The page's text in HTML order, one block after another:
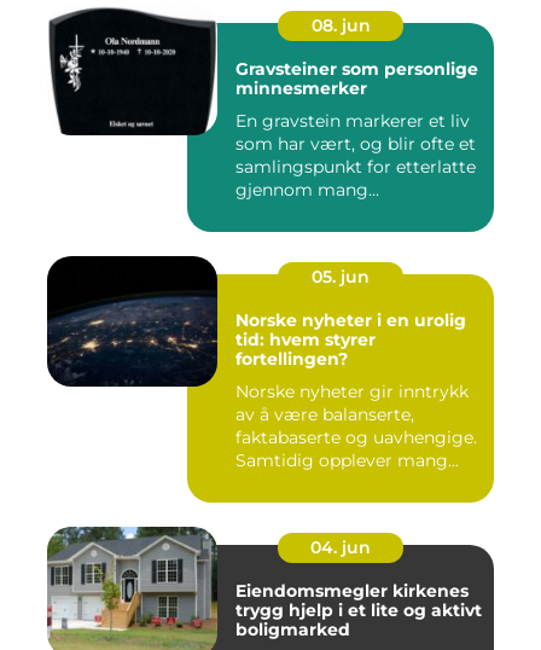
08. jun
Gravsteiner som personlige
minnesmerker
En gravstein markerer et liv
som har vært, og blir ofte et
samlingspunkt for etterlatte
gjennom mang...
05. jun
Norske nyheter i en urolig
tid: hvem styrer
fortellingen?
Norske nyheter gir inntrykk
av å være balanserte,
faktabaserte og uavhengige.
Samtidig opplever mang...
04. jun
Eiendomsmegler kirkenes
trygg hjelp i et lite og aktivt
boligmarked